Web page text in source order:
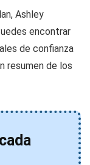
Ashley
encontrar
de confianza
resumen de los